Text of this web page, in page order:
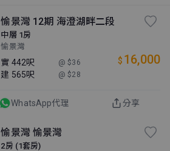
愉景灣 12期 海澄湖畔二段
中層 1房
愉景灣
實 442呎 @ $36
建 565呎 @ $28
$ 16,000
WhatsApp代理 分享
愉景灣 愉景灣
2房 (1套房)